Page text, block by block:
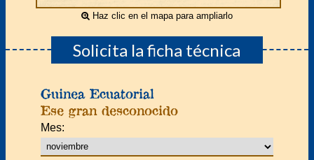
Haz clic en el mapa para ampliarlo
Solicita la ficha técnica
Guinea Ecuatorial
Ese gran desconocido
Mes: